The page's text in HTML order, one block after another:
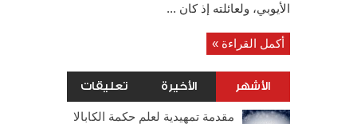
الأيوبي، ولعائلته إذ كان ...
أكمل القراءة »
الأشهر الأخيرة تعليقات
مقدمة تمهيدية لعلم حكمة الكابالا